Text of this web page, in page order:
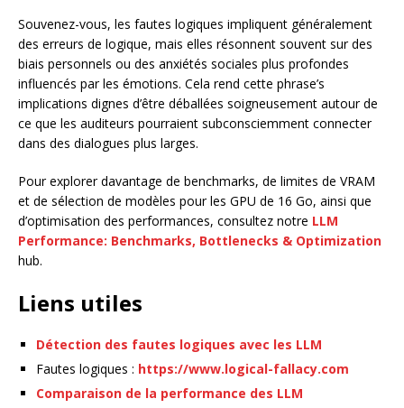
Souvenez-vous, les fautes logiques impliquent généralement
des erreurs de logique, mais elles résonnent souvent sur des
biais personnels ou des anxiétés sociales plus profondes
influencés par les émotions. Cela rend cette phrase’s
implications dignes d’être déballées soigneusement autour de
ce que les auditeurs pourraient subconsciemment connecter
dans des dialogues plus larges.
Pour explorer davantage de benchmarks, de limites de VRAM
et de sélection de modèles pour les GPU de 16 Go, ainsi que
d’optimisation des performances, consultez notre LLM
Performance: Benchmarks, Bottlenecks & Optimization
hub.
Liens utiles
Détection des fautes logiques avec les LLM
Fautes logiques : https://www.logical-fallacy.com
Comparaison de la performance des LLM